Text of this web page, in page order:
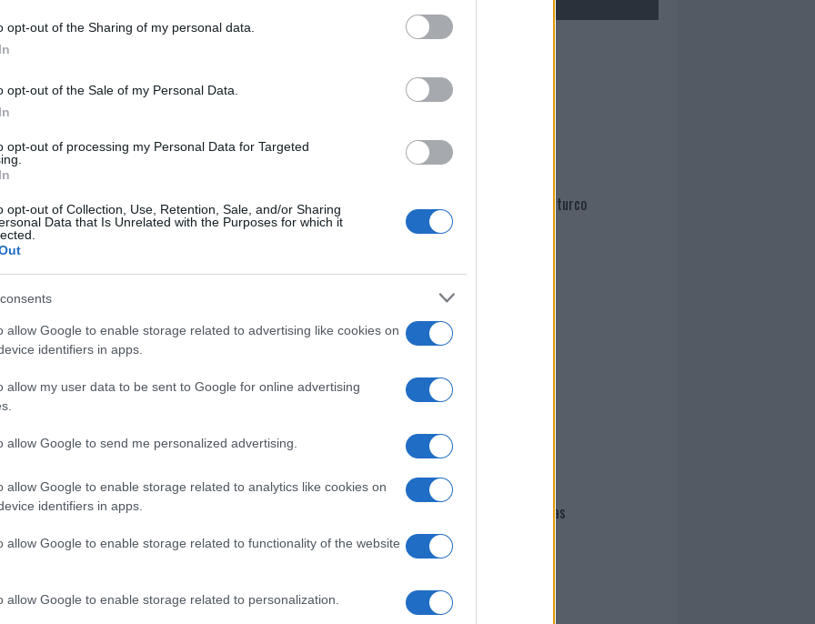
opt-out of the Sharing of my personal data.
opt-out of the Sale of my Personal Data.
opt-out of processing my Personal Data for Targeted
opt-out of Collection, Use, Retention, Sale, and/or Sharing
Data that Is Unrelated with the Purposes for which it
allow Google to enable storage related to advertising like cookies on
identifiers in apps.
allow my user data to be sent to Google for online advertising
allow Google to send me personalized advertising.
allow Google to enable storage related to analytics like cookies on
identifiers in apps.
allow Google to enable storage related to functionality of the website
allow Google to enable storage related to personalization.
nella sezioneLogindal menù del sito o
Martina Agostina Diturco
I nostri cari
I nostri cari
Giovannimaria Cabras